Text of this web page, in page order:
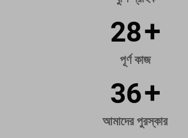
42+
পূর্ণ কাজ
55+
আমাদের পুরস্কার